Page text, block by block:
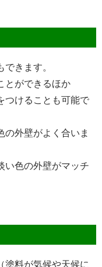
きます。
とができるほか
つけることも可能で
の外壁がよく合いま
い色の外壁がマッチ
塗料が気候や天候に